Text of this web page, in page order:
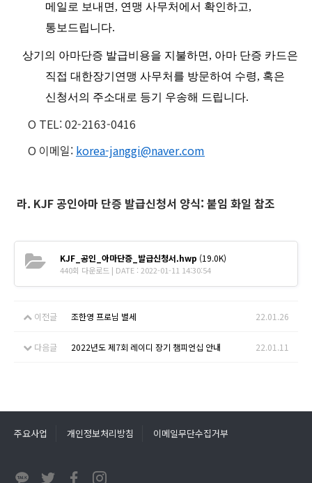
메일로 보내면, 연맹 사무처에서 확인하고,
통보드립니다.
상기의 아마단증 발급비용을 지불하면, 아마 단증 카드은
직접 대한장기연맹 사무처를 방문하여 수령, 혹은
신청서의 주소대로 등기 우송해 드립니다.
O TEL: 02-2163-0416
O 이메일: korea-janggi@naver.com
라. KJF 공인아마 단증 발급신청서 양식: 붙임 화일 참조
KJF_공인_아마단증_발급신청서.hwp (19.0K)
440회 다운로드 | DATE : 2022-01-11 14:30:54
이전글 조한영 프로님 별세 22.01.26
다음글 2022년도 제7회 레이디 장기 챔피언십 안내 22.01.11
주요사업 개인정보처리방침 이메일무단수집거부